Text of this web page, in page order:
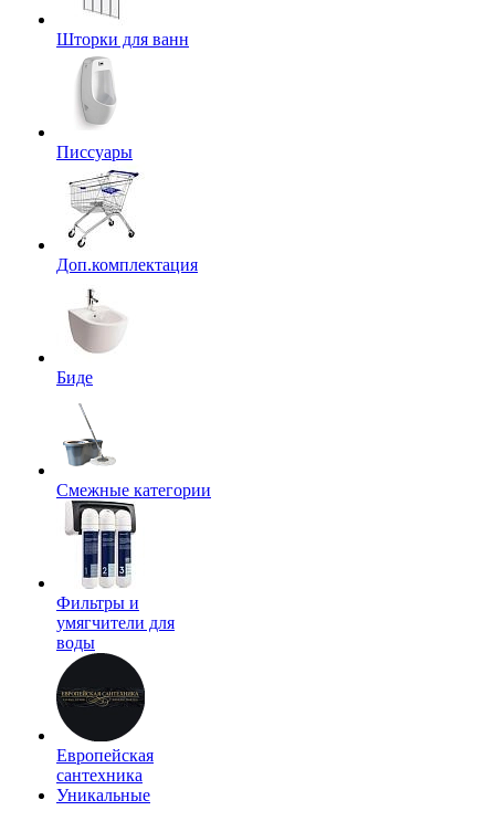
Шторки для ванн
Писсуары
Доп.комплектация
Биде
Смежные категории
Фильтры и
умягчители для
воды
Европейская
сантехника
Уникальные